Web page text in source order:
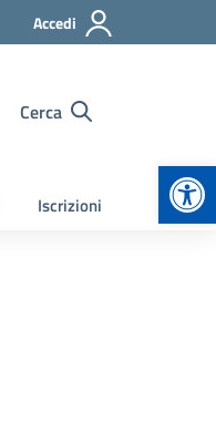
Accedi
Cerca
Iscrizioni